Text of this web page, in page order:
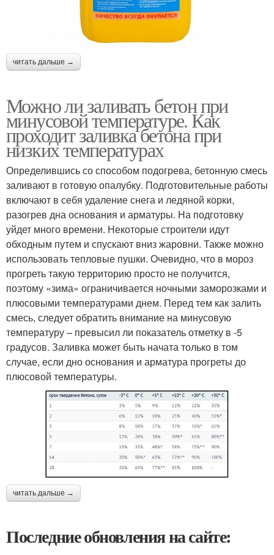
читать дальше →
Можно ли заливать бетон при
минусовой температуре. Как
проходит заливка бетона при
низких температурах
Определившись со способом подогрева, бетонную смесь
заливают в готовую опалубку. Подготовительные работы
включают в себя удаление снега и ледяной корки,
разогрев дна основания и арматуры. На подготовку
уйдет много времени. Некоторые строители идут
обходным путем и спускают вниз жаровни. Также можно
использовать тепловые пушки. Очевидно, что в мороз
прогреть такую территорию просто не получится,
поэтому «зима» ограничивается ночными заморозками и
плюсовыми температурами днем. Перед тем как залить
смесь, следует обратить внимание на минусовую
температуру – превысил ли показатель отметку в -5
градусов. Заливка может быть начата только в том
случае, если дно основания и арматура прогреты до
плюсовой температуры.
читать дальше →
Последние обновления на сайте: